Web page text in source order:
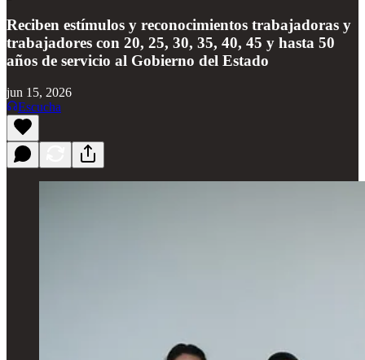
Reciben estímulos y reconocimientos trabajadoras y
trabajadores con 20, 25, 30, 35, 40, 45 y hasta 50
años de servicio al Gobierno del Estado
jun 15, 2026
Escucha